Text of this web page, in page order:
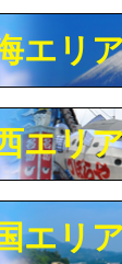
㎝まで）
㎝超え）
で）
エリ
エリ
エリア